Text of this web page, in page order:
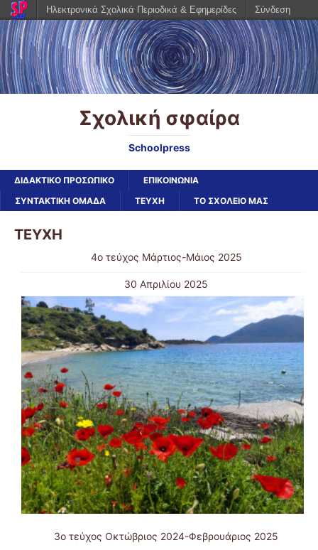
Σχολική σφαίρα
Schoolpress
ΔΙΔΑΚΤΙΚΟ ΠΡΟΣΩΠΙΚΟ
ΕΠΙΚΟΙΝΩΝΙΑ
ΣΥΝΤΑΚΤΙΚΗ ΟΜΑΔΑ
ΤΕΥΧΗ ΤΟ ΣΧΟΛΕΙΟ ΜΑΣ
ΤΕΥΧΗ
4o τεύχος Μάρτιος-Μάιος 2025
30 Απριλίου 2025
3ο τεύχος Οκτώβριος 2024-Φεβρουάριος 2025
Ηλεκτρονικά Σχολικά Περιοδικά & Εφημερίδες Σύνδεση